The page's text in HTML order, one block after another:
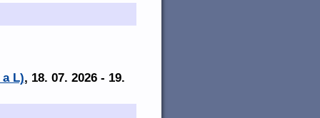
L), 18. 07. 2026 - 19.